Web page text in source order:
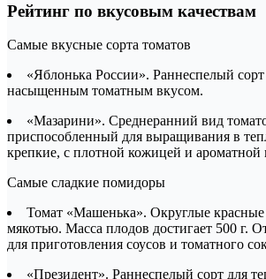
Рейтинг по вкусовым качествам
Самые вкусные сорта томатов
«Яблонька России». Раннеспелый
насыщенным томатным вкусом.
«Мазарини». Среднеранний вид
приспособленный для выращивания в
крепкие, с плотной кожицей и ароматной
Самые сладкие помидоры
Томат «Машенька». Округлые
мякотью. Масса плодов достигает 500 г.
для приготовления соусов и томатного
«Президент». Раннеспелый сорт для